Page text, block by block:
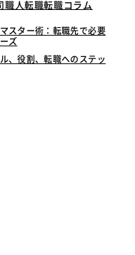
職人転職転職コラム
スター術：転職先で必要
ズ
、役割、転職へのステッ